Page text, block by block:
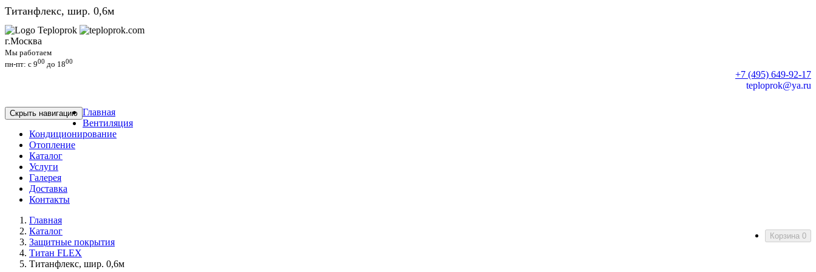
Титанфлекс, шир. 0,6м
г.Москва
Мы работаем
пн-пт: c 900 до 1800
+7 (495) 649-92-17
teploprok@ya.ru
Скрыть навигацию Главная
Вентиляция
Кондиционирование
Отопление
Каталог
Услуги
Галерея
Доставка
Контакты
Корзина 0
Главная
Каталог
Защитные покрытия
Титан FLEX
Титанфлекс, шир. 0,6м